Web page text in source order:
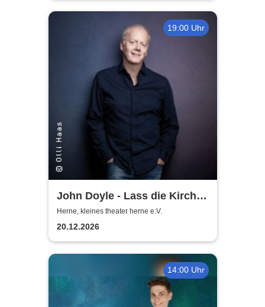
19:00 Uhr
John Doyle - Lass die Kirche
im Dorf
Herne, kleines theater herne e.V.
20.12.2026
14:00 Uhr